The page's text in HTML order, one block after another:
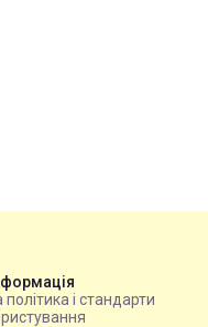
і стандарти